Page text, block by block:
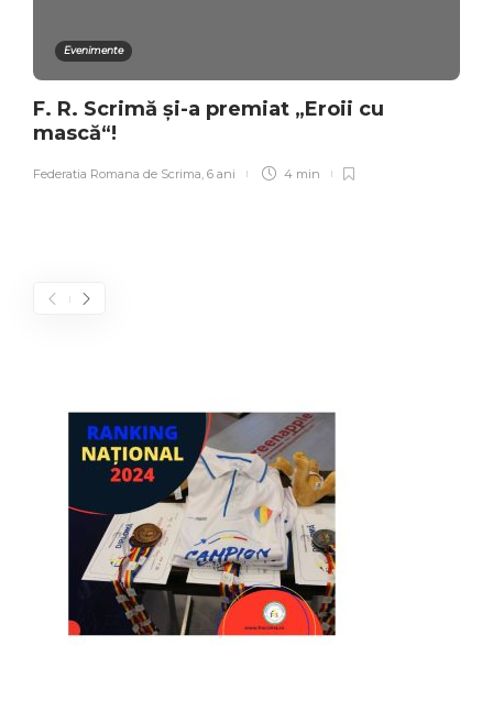
Evenimente
F. R. Scrimă și-a premiat „Eroii cu
mască“!
Federatia Romana de Scrima, 6 ani 4 min